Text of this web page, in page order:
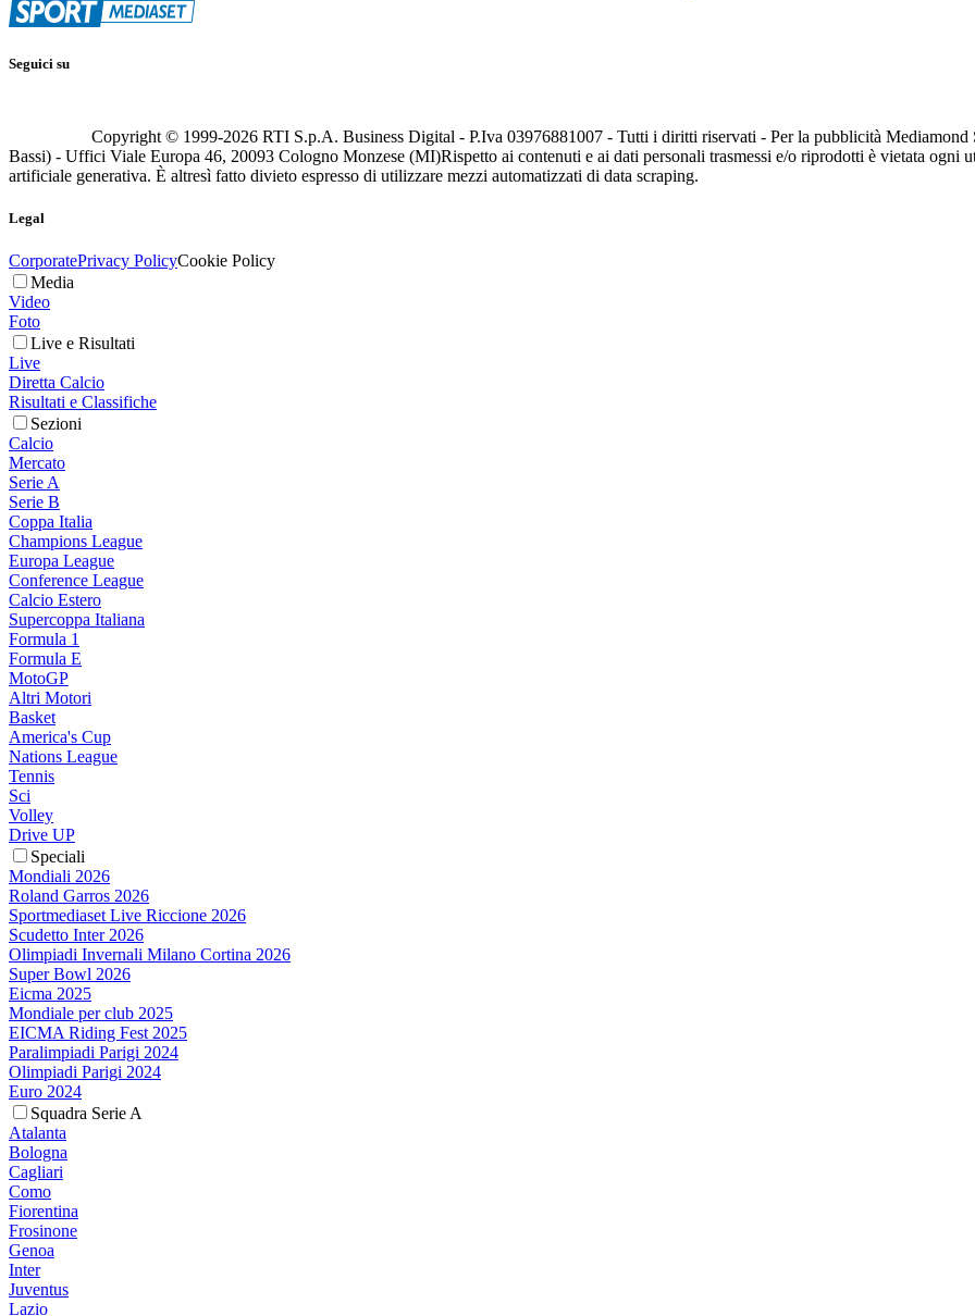
Seguici su
Copyright © 1999-2026 RTI S.p.A. Business Digital - P.Iva 03976881007 - Tutti i diritti riservati - Per la pubblicità
Bassi) - Uffici Viale Europa 46, 20093 Cologno Monzese (MI)Rispetto ai contenuti e ai dati personali trasmessi e/o riprodotti è vietata ogni
artificiale generativa. È altresì fatto divieto espresso di utilizzare mezzi automatizzati di data scraping.
Legal
CorporatePrivacy PolicyCookie Policy
Media
Video
Foto
Live e Risultati
Live
Diretta Calcio
Risultati e Classifiche
Sezioni
Calcio
Mercato
Serie A
Serie B
Coppa Italia
Champions League
Europa League
Conference League
Calcio Estero
Supercoppa Italiana
Formula 1
Formula E
MotoGP
Altri Motori
Basket
America's Cup
Nations League
Tennis
Sci
Volley
Drive UP
Speciali
Mondiali 2026
Roland Garros 2026
Sportmediaset Live Riccione 2026
Scudetto Inter 2026
Olimpiadi Invernali Milano Cortina 2026
Super Bowl 2026
Eicma 2025
Mondiale per club 2025
EICMA Riding Fest 2025
Paralimpiadi Parigi 2024
Olimpiadi Parigi 2024
Euro 2024
Squadra Serie A
Atalanta
Bologna
Cagliari
Como
Fiorentina
Frosinone
Genoa
Inter
Juventus
Lazio